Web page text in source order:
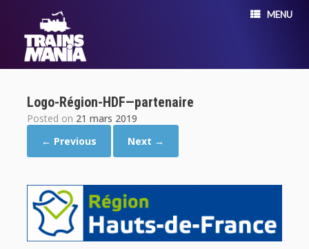
MENU
Logo-Région-HDF—partenaire
Posted on 21 mars 2019
← Previous
Next →